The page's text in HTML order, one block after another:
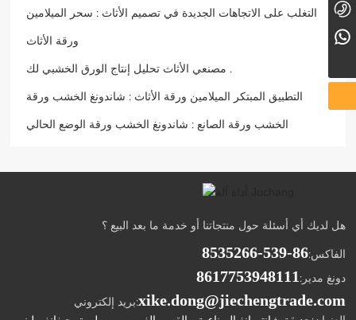
التغلب على الاتجاهات الجديدة في تصميم الأثاث : سحر الميلامين
ورقة الأثاث
مصنعي الأثاث تحليل إنتاج الورق الخشبي لك .
التطبيق المبتكر الميلامين ورقة الأثاث : شاندونغ الخشب ورقة
الخشب ورقة الصانع : شاندونغ الخشب ورقة الوضع الحالي
86-17753948111
هل لديك أي أسئلة حول منتجاتنا أو خدمة ما بعد البيع ؟
الفاكس:86-539-8535266
دونغ مدير: 8617753948111
بريد إلكتروني:xike.dong@jiechengtrade.com